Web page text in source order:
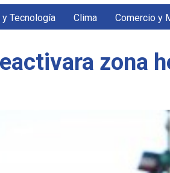
y Tecnología Clima Comercio y
zona